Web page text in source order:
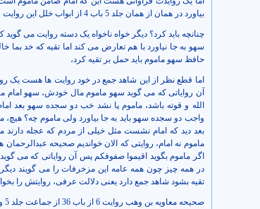
بیاورد در همان از همان جلد 5 باب 4 از ابواب خلل این روایت را نقل می کنند:
چنانچه باید کرد؟ دیگر خواه ناخواه یک دسته روایت می
سهو به جا نیاورد با هم تعارض می کند اما تقیه که خد بما
حافظ سهو ماموم باید حمل بر تقیه کرد،
اما قطع نظر از این شاهد جمع در خود روایت ها هست یک
آن روایاتی که می گوید سهو ماموم مال خودش، سهو
الله و قوته باشد، ماموم پا نشد خب دو سجده سهو بعد
واجب دو سجده سهو باید به جا بیاورد ولی ماموم چه؟
بعد دید که امام نشست مثل خیلی از مردم که عجله دارند
ماموم نه امام، روایتی که الان خواندیم صحیحه
اگر ماموم بگوید اقیموا صفوفکم پس آن روایاتی که می
در همه چیز چون همه عامه این مزخرفات را می گویند
تقیه بشود شاهد جمع دارد یعنی دلالت عرفی، روایتش را